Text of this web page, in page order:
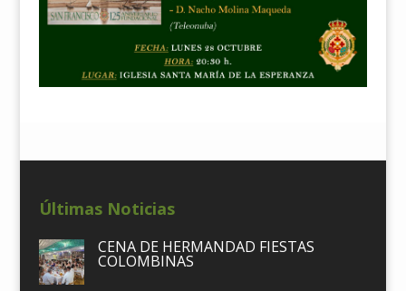
Últimas Noticias
CENA DE HERMANDAD FIESTAS
COLOMBINAS